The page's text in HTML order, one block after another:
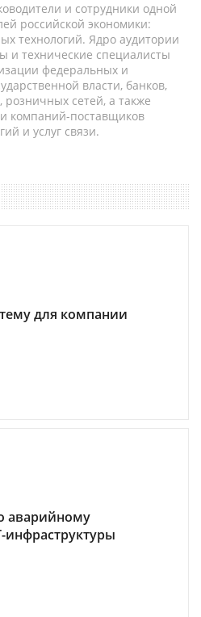
и сотрудники одной
российской экономики:
технологий. Ядро аудитории
и технические специалисты
федеральных и
власти, банков,
сетей, а также
компаний-поставщиков
и услуг связи.
для компании
аварийному